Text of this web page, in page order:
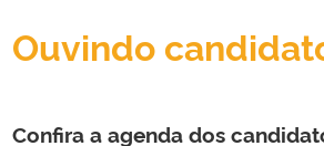
Ouvindo
Confira a agenda dos